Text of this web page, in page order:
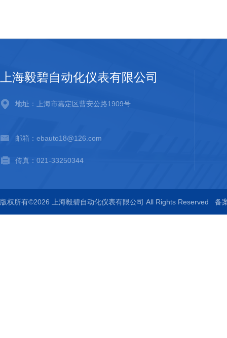
上海毅碧自动化仪表有限公司
地址：上海市嘉定区曹安公路1909号
邮箱：ebauto18@126.com
传真：021-33250344
版权所有©2026 上海毅碧自动化仪表有限公司 All Rights Reserved 备